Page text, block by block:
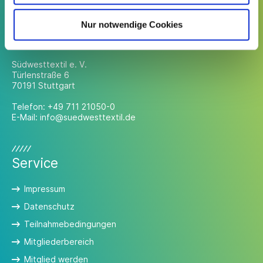
Nur notwendige Cookies
Kontakt
Südwesttextil e. V.
Türlenstraße 6
70191 Stuttgart
Telefon: +49 711 21050-0
E-Mail: info@suedwesttextil.de
Service
Impressum
Datenschutz
Teilnahmebedingungen
Mitgliederbereich
Mitglied werden